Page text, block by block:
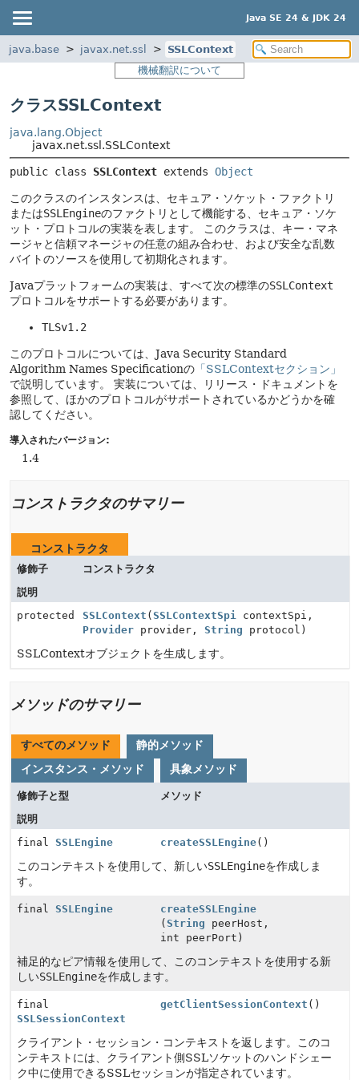
Java SE 24 & JDK 24
java.base javax.net.ssl
SSLContext
機械翻訳について
クラスSSLContext
java.lang.Object
javax.net.ssl.SSLContext
public class SSLContext extends Object
このクラスのインスタンスは、セキュア・ソケット・ファクトリ
またはSSLEngineのファクトリとして機能する、セキュア・ソケ
ット・プロトコルの実装を表します。
このクラスは、キー・マネ
ージャと信頼マネージャの任意の組み合わせ、および安全な乱数
バイトのソースを使用して初期化されます。
Javaプラットフォームの実装は、すべて次の標準のSSLContext
プロトコルをサポートする必要があります。
TLSv1.2
このプロトコルについては、Java Security Standard
Algorithm Names Specificationの 「SSLContextセクション」
で説明しています。
実装については、リリース・ドキュメントを
参照して、ほかのプロトコルがサポートされているかどうかを確
認してください。
導入されたバージョン:
1.4
コンストラクタのサマリー
コンストラクタ
修飾子
コンストラクタ
説明
protected
SSLContext ( SSLContextSpi contextSpi,
Provider provider, String protocol)
SSLContextオブジェクトを生成します。
メソッドのサマリー
すべてのメソッド
静的メソッド
インスタンス・メソッド
具象メソッド
修飾子と型
メソッド
説明
final SSLEngine createSSLEngine()
このコンテキストを使用して、新しいSSLEngineを作成しま
す。
final SSLEngine
createSSLEngine
(String peerHost,
int peerPort)
補足的なピア情報を使用して、このコンテキストを使用する新
しいSSLEngineを作成します。
final
SSLSessionContext
getClientSessionContext ()
クライアント・セッション・コンテキストを返します。このコ
ンテキストには、クライアント側SSLソケットのハンドシェー
ク中に使用できるSSLセッションが指定されています。